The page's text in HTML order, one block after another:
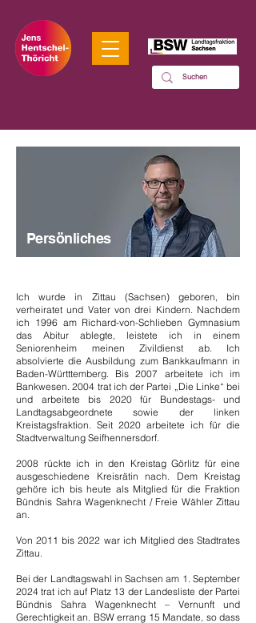
Persönliches
Ich wurde in Zittau (Sachsen) geboren, bin
verheiratet und Vater von drei Kindern. Nachdem
ich 1996 am Richard-von-Schlieben Gymnasium
das Abitur ablegte, leistete ich in einem
Seniorenheim meinen Zivildienst ab. Ich
absolvierte die Ausbildung zum Bankkaufmann in
Baden-Württtemberg. Bis 2007 arbeitete ich im
Bankwesen. 2004 trat ich der Partei „Die Linke“ bei
und arbeitete bis 2020 für Bundestags- und
Landtagsabgeordnete sowie der linken
Kreistagsfraktion. Seit 2020 arbeitete ich für die
Stadtverwaltung Seifhennersdorf.
2008 rückte ich in den Kreistag Görlitz für eine
ausgeschiedene Kreisrätin nach. Dem Kreistag
gehöre ich bis heute als Mitglied für die Fraktion
Bündnis Sahra Wagenknecht / Freie Wähler Zittau
an.
Von 2011 bis 2022 war ich Mitglied des Stadtrates
Zittau.
Bei der Landtagswahl in Sachsen am 1. September
2024 trat ich auf Platz 13 der Landesliste der Partei
Bündnis Sahra Wagenknecht – Vernunft und
Gerechtigkeit an. BSW errang 15 Mandate, so dass